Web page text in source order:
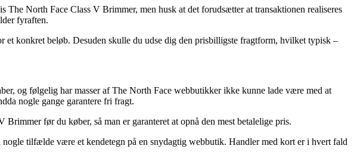
The North Face Class V Brimmer, men husk at det forudsætter at transaktionen realiseres
fyraften.
konkret beløb. Desuden skulle du udse dig den prisbilligste fragtform, hvilket typisk –
og følgelig har masser af The North Face webbutikker ikke kunne lade være med at
nogle gange garantere fri fragt.
før du køber, så man er garanteret at opnå den mest betalelige pris.
tilfælde være et kendetegn på en snydagtig webbutik. Handler med kort er i hvert fald